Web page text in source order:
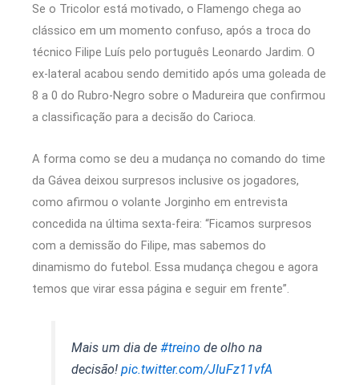
Se o Tricolor está motivado, o Flamengo chega ao
clássico em um momento confuso, após a troca do
técnico Filipe Luís pelo português Leonardo Jardim. O
ex-lateral acabou sendo demitido após uma goleada de
8 a 0 do Rubro-Negro sobre o Madureira que confirmou
a classificação para a decisão do Carioca.
A forma como se deu a mudança no comando do time
da Gávea deixou surpresos inclusive os jogadores,
como afirmou o volante Jorginho em entrevista
concedida na última sexta-feira: “Ficamos surpresos
com a demissão do Filipe, mas sabemos do
dinamismo do futebol. Essa mudança chegou e agora
temos que virar essa página e seguir em frente”.
Mais um dia de#treino de olho na
decisão!pic.twitter.com/JIuFz11vfA